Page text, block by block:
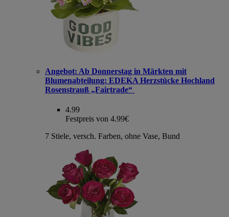
Angebot: Ab Donnerstag in Märkten mit
Blumenabteilung: EDEKA Herzstücke Hochland
Rosenstrauß „Fairtrade“
4.99
Festpreis von 4.99€
7 Stiele, versch. Farben, ohne Vase, Bund